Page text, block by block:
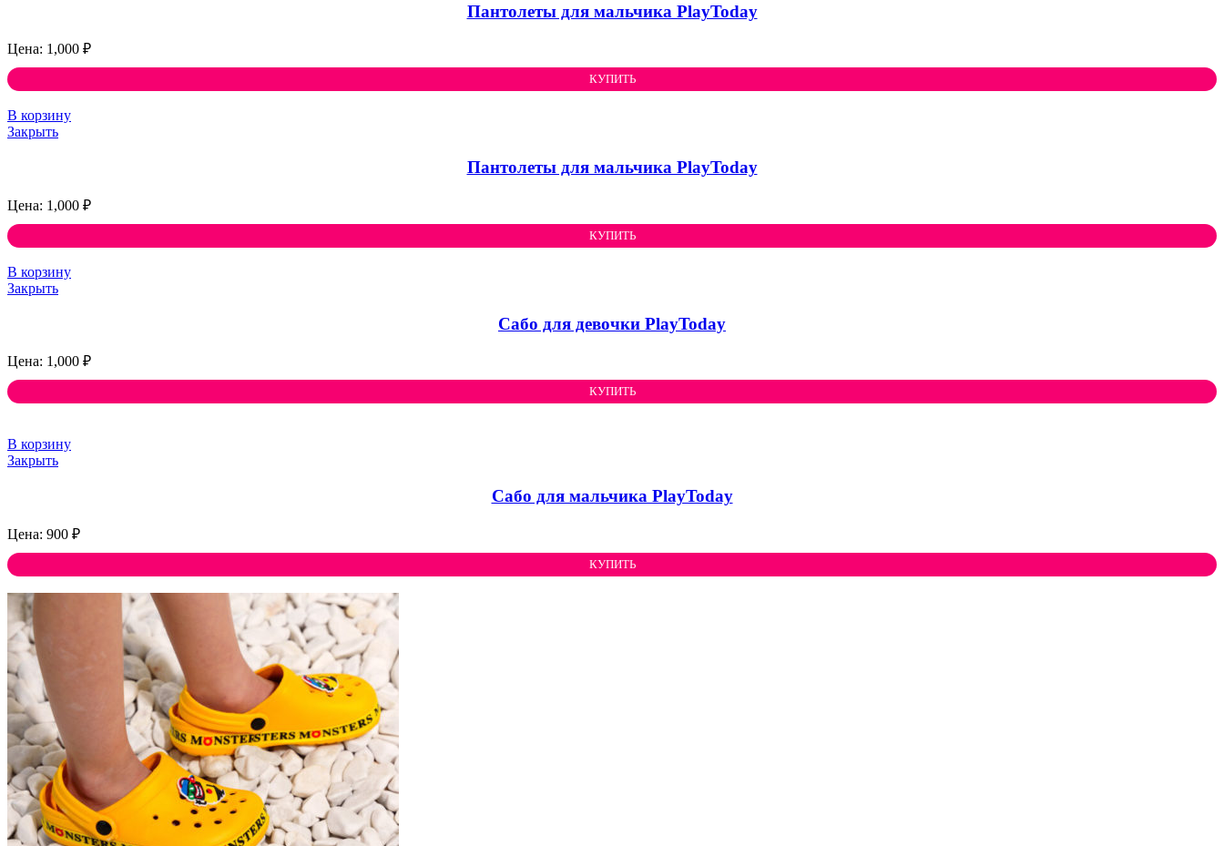
Пантолеты для мальчика PlayToday
1,000 ₽
КУПИТЬ
В корзину
Закрыть
Пантолеты для мальчика PlayToday
1,000 ₽
КУПИТЬ
В корзину
Закрыть
Сабо для девочки PlayToday
1,000 ₽
КУПИТЬ
В корзину
Закрыть
Сабо для мальчика PlayToday
900 ₽
КУПИТЬ